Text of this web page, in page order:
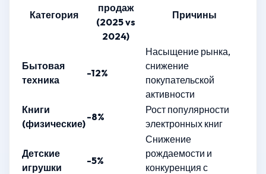
Категория
продаж
(2025 vs
2024)
Причины
Бытовая
техника
-12%
Насыщение рынка,
снижение
покупательской
активности
Книги
(физические)
-8%
Рост популярности
электронных книг
Детские
игрушки
-5%
Снижение
рождаемости и
конкуренция с